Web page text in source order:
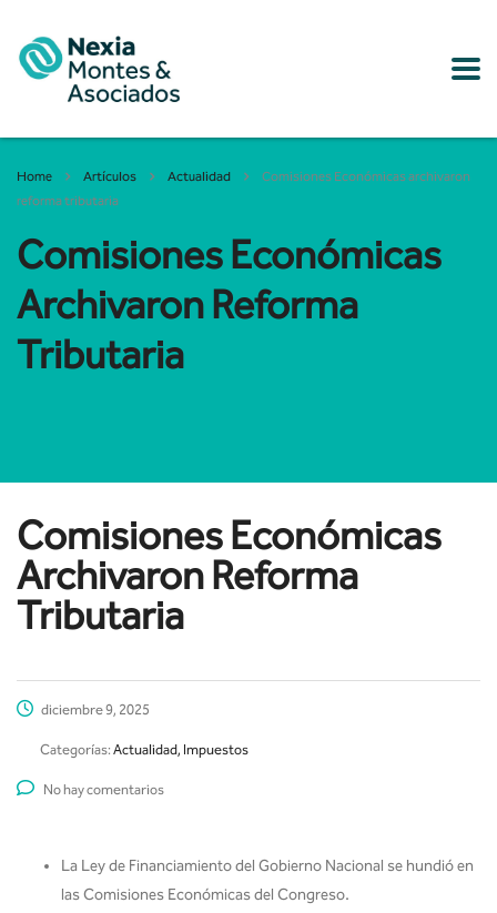
Home Artículos Actualidad
Comisiones Económicas archivaron
reforma tributaria
Comisiones Económicas
Archivaron Reforma
Tributaria
Comisiones Económicas
Archivaron Reforma
Tributaria
diciembre 9, 2025
Categorías: Actualidad, Impuestos
No hay comentarios
La Ley de Financiamiento del Gobierno Nacional se hundió en
las Comisiones Económicas del Congreso.